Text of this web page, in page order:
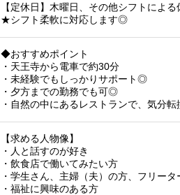
【定休日】木曜日、その他シフトによる
★シフト柔軟に対応します◎
◆おすすめポイント
・天王寺から電車で約30分
・未経験でもしっかりサポート◎
・夕方までの勤務でも可◎
・自然の中にあるレストランで、気分転
【求める人物像】
・人と話すのが好き
・飲食店で働いてみたい方
・学生さん、主婦（夫）の方、フリータ
・福祉に興味のある方